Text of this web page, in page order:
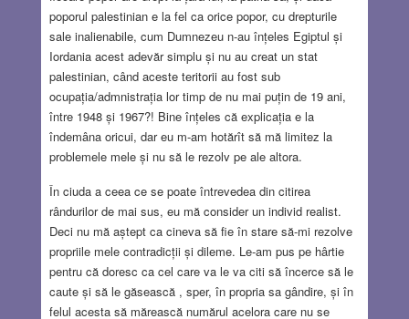
poporul palestinian e la fel ca orice popor, cu drepturile
sale inalienabile, cum Dumnezeu n-au înțeles Egiptul și
Iordania acest adevăr simplu și nu au creat un stat
palestinian, când aceste teritorii au fost sub
ocupația/admnistrația lor timp de nu mai puțin de 19 ani,
între 1948 și 1967?! Bine înțeles că explicația e la
îndemâna oricui, dar eu m-am hotărît să mă limitez la
problemele mele și nu să le rezolv pe ale altora.
În ciuda a ceea ce se poate întrevedea din citirea
rândurilor de mai sus, eu mă consider un individ realist.
Deci nu mă aștept ca cineva să fie în stare să-mi rezolve
propriile mele contradicții și dileme. Le-am pus pe hârtie
pentru că doresc ca cel care va le va citi să încerce să le
caute și să le găsească , sper, în propria sa gândire, și în
felul acesta să mărească numărul acelora care nu se